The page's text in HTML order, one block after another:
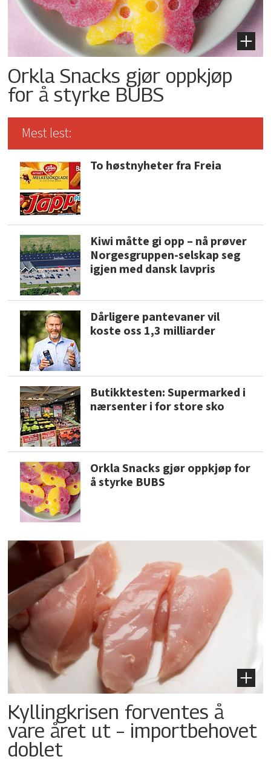
Orkla Snacks gjør oppkjøp
for å styrke BUBS
Mest lest:
To høstnyheter fra Freia
Kiwi måtte gi opp – nå prøver
Norgesgruppen-selskap seg
igjen med dansk lavpris
Dårligere pantevaner vil
koste oss 1,3 milliarder
Butikktesten: Supermarked i
nærsenter i for store sko
Orkla Snacks gjør oppkjøp for
å styrke BUBS
Kyllingkrisen forventes å
vare året ut – importbehovet
doblet